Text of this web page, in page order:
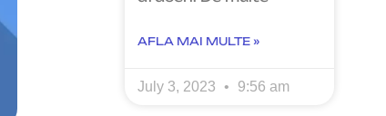
AFLA MAI MULTE »
July 3, 2023 9:56 am